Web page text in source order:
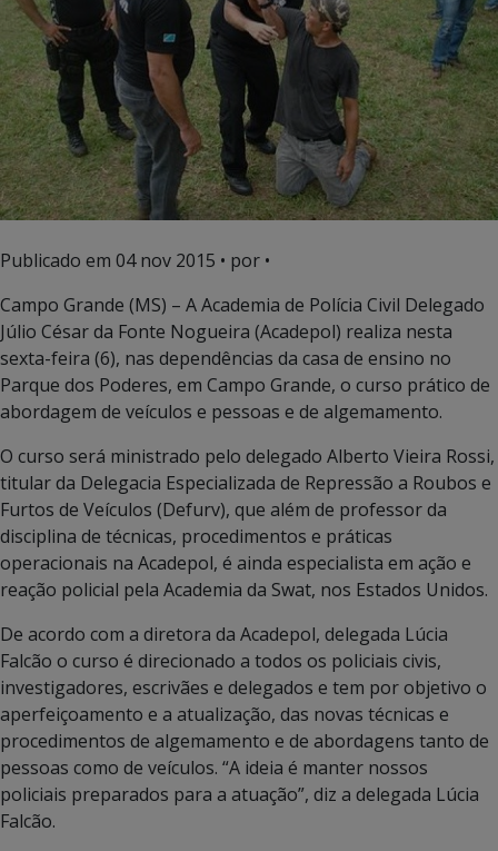
Publicado em 04 nov 2015 • por •
Campo Grande (MS) – A Academia de Polícia Civil Delegado
Júlio César da Fonte Nogueira (Acadepol) realiza nesta
sexta-feira (6), nas dependências da casa de ensino no
Parque dos Poderes, em Campo Grande, o curso prático de
abordagem de veículos e pessoas e de algemamento.
O curso será ministrado pelo delegado Alberto Vieira Rossi,
titular da Delegacia Especializada de Repressão a Roubos e
Furtos de Veículos (Defurv), que além de professor da
disciplina de técnicas, procedimentos e práticas
operacionais na Acadepol, é ainda especialista em ação e
reação policial pela Academia da Swat, nos Estados Unidos.
De acordo com a diretora da Acadepol, delegada Lúcia
Falcão o curso é direcionado a todos os policiais civis,
investigadores, escrivães e delegados e tem por objetivo o
aperfeiçoamento e a atualização, das novas técnicas e
procedimentos de algemamento e de abordagens tanto de
pessoas como de veículos. “A ideia é manter nossos
policiais preparados para a atuação”, diz a delegada Lúcia
Falcão.